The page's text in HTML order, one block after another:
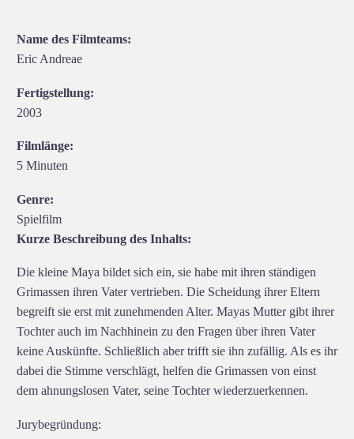
Name des Filmteams:
Eric Andreae
Fertigstellung:
2003
Filmlänge:
5 Minuten
Genre:
Spielfilm
Kurze Beschreibung des Inhalts:
Die kleine Maya bildet sich ein, sie habe mit ihren ständigen
Grimassen ihren Vater vertrieben. Die Scheidung ihrer Eltern
begreift sie erst mit zunehmenden Alter. Mayas Mutter gibt ihrer
Tochter auch im Nachhinein zu den Fragen über ihren Vater
keine Auskünfte. Schließlich aber trifft sie ihn zufällig. Als es ihr
dabei die Stimme verschlägt, helfen die Grimassen von einst
dem ahnungslosen Vater, seine Tochter wiederzuerkennen.
Jurybegründung: